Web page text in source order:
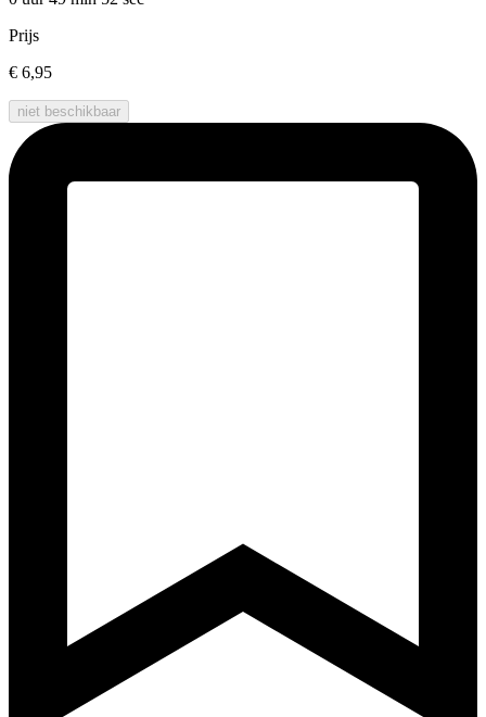
Prijs
€ 6,95
niet beschikbaar